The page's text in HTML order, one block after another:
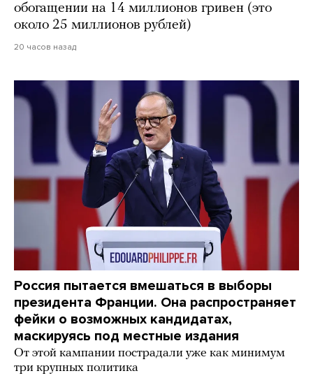
обогащении на 14 миллионов гривен (это
около 25 миллионов рублей)
20 часов назад
Россия пытается вмешаться в выборы
президента Франции. Она распространяет
фейки о возможных кандидатах,
маскируясь под местные издания
От этой кампании пострадали уже как минимум
три крупных политика